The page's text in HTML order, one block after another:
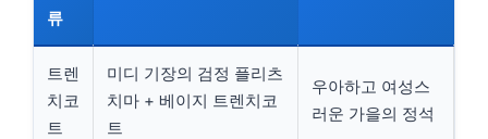
류
트렌
치코
트
미디 기장의 검정 플리츠
치마 + 베이지 트렌치코
트
우아하고 여성스
러운 가을의 정석